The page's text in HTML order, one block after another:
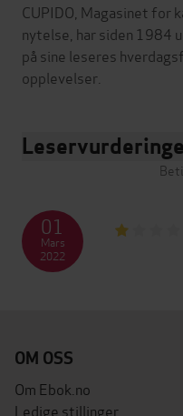
CUPIDO, Magasinet for
nytelse, har siden 1984
på sine leseres
01
Mars
2022
OM OSS
Om Ebok.no
Ledige stillinger